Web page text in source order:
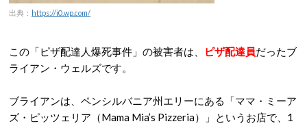
出典： https://i0.wp.com/
この「ピザ配達人爆死事件」の被害者は、 ピザ配達員だったブ
ライアン・ウェルズです。
ブライアンは、ペンシルバニア州エリーにある「ママ・ミーア
ズ・ピッツェリア（Mama Mia’s Pizzeria）」というお店で、1